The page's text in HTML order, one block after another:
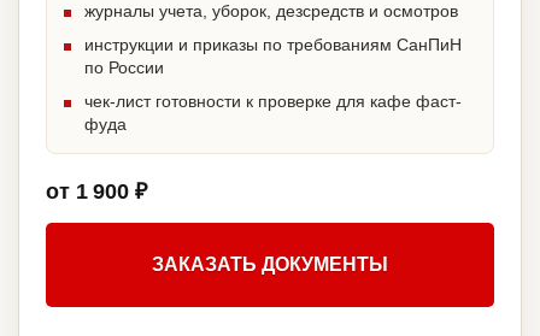
журналы учета, уборок, дезсредств и осмотров
инструкции и приказы по требованиям СанПиН
по России
чек-лист готовности к проверке для кафе фаст-
фуда
от 1 900 ₽
ЗАКАЗАТЬ ДОКУМЕНТЫ